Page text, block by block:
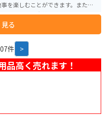
を楽しむことができます。また、
しており、陶芸体験ができる施設
ツーリングにもおすすめです。 土
品があります。道の駅でも販売さ
でしょうか。道の駅 土岐美濃焼街
です。
る
件 >
品高く売れます！